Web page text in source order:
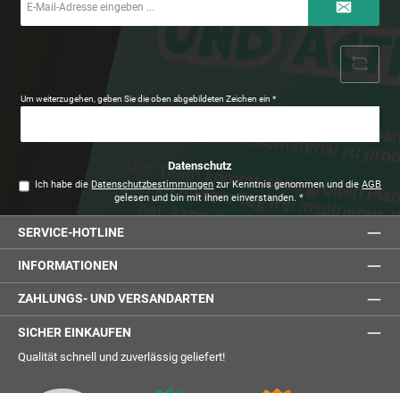
Mail-
Um weiterzugehen, geben Sie die oben abgebildeten Zeichen ein*
Datenschutz
Ich habe die Datenschutzbestimmungen zur Kenntnis genommen und dieAGB
gelesen und bin mit ihnen einverstanden. *
SERVICE-HOTLINE
INFORMATIONEN
ZAHLUNGS- UND VERSANDARTEN
SICHER EINKAUFEN
Qualität schnell und zuverlässig geliefert!